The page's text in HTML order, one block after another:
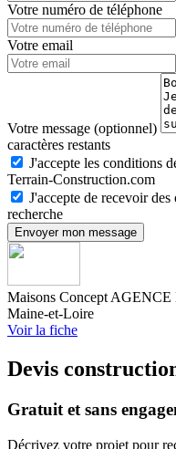
Votre numéro de téléphone
Votre email
Votre message (optionnel)
caractères restants
J'accepte les conditions
Terrain-Construction.com
J'accepte de recevoir
recherche
Envoyer mon message
Maisons Concept
Maine-et-Loire
Voir la fiche
Devis
Gratuit et sans
Décrivez votre projet pour